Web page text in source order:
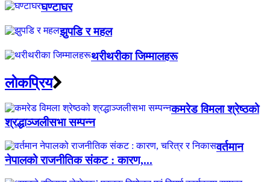
घण्टाघर
झुपडि र महल
थरीथरीका जिम्मालहरू
लाेकप्रिय
कमरेड विमला श्रेष्ठको
श्रद्धाञ्जलीसभा सम्पन्न
वर्तमान
नेपालको राजनीतिक संकट : कारण,...